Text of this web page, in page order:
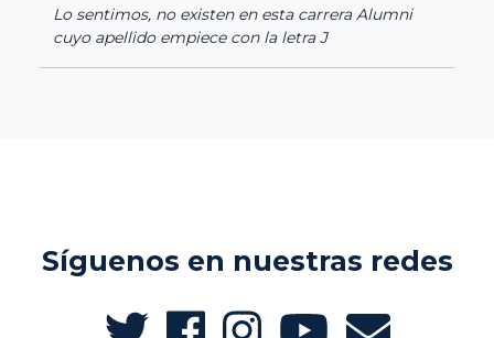
Lo sentimos, no existen en esta carrera Alumni
cuyo apellido empiece con la letra J
Síguenos en nuestras redes